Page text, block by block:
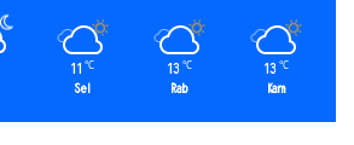
11 ℃
Sel
13 ℃
Rab
13 ℃
Kam